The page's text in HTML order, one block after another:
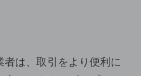
は、取引をより便利に